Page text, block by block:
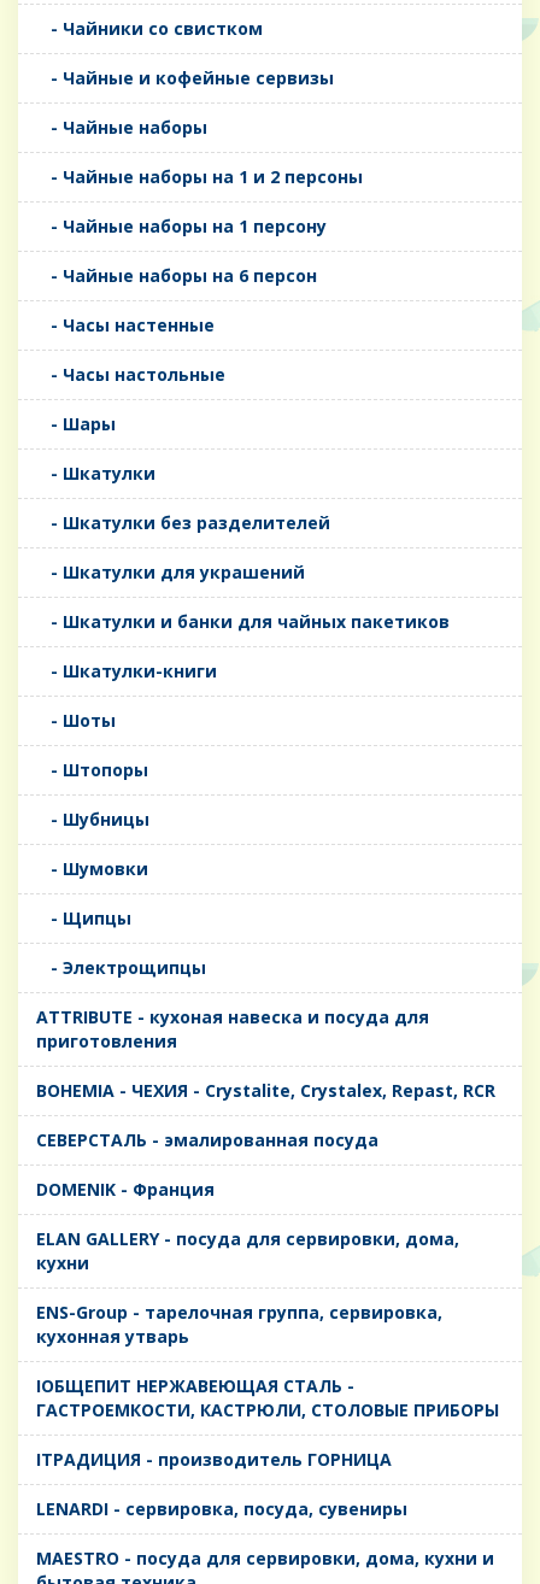
- Чайники со свистком
- Чайные и кофейные сервизы
- Чайные наборы
- Чайные наборы на 1 и 2 персоны
- Чайные наборы на 1 персону
- Чайные наборы на 6 персон
- Часы настенные
- Часы настольные
- Шары
- Шкатулки
- Шкатулки без разделителей
- Шкатулки для украшений
- Шкатулки и банки для чайных пакетиков
- Шкатулки-книги
- Шоты
- Штопоры
- Шубницы
- Шумовки
- Щипцы
- Электрощипцы
ATTRIBUTE - кухоная навеска и посуда для
приготовления
BOHEMIA - ЧЕХИЯ - Crystalite, Crystalex, Repast, RCR
CЕВЕРСТАЛЬ - эмалированная посуда
DOMENIK - Франция
ELAN GALLERY - посуда для сервировки, дома,
кухни
ENS-Group - тарелочная группа, сервировка,
кухонная утварь
IОБЩЕПИТ НЕРЖАВЕЮЩАЯ СТАЛЬ -
ГАСТРОЕМКОСТИ, КАСТРЮЛИ, СТОЛОВЫЕ ПРИБОРЫ
IТРАДИЦИЯ - производитель ГОРНИЦА
LENARDI - сервировка, посуда, сувениры
MAESTRO - посуда для сервировки, дома, кухни и